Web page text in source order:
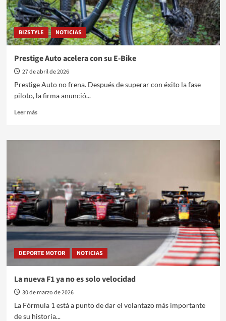
diseño
Argentino
BIZSTYLE NOTICIAS
Prestige Auto acelera con su E-Bike
27 de abril de 2026
Prestige Auto no frena. Después de superar con éxito la fase
piloto, la firma anunció...
Leer másLeer
Prestige
E-
Bike
DEPORTE MOTOR NOTICIAS
La nueva F1 ya no es solo velocidad
30 de marzo de 2026
La Fórmula 1 está a punto de dar el volantazo más importante
de su historia...